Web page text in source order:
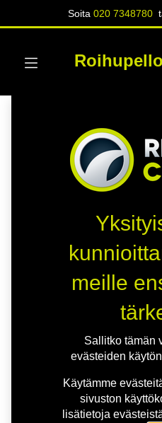
Soita020 7348780
meille
Sallitko tämän
evästeiden
Käytämme
sivuston
lisätietoja